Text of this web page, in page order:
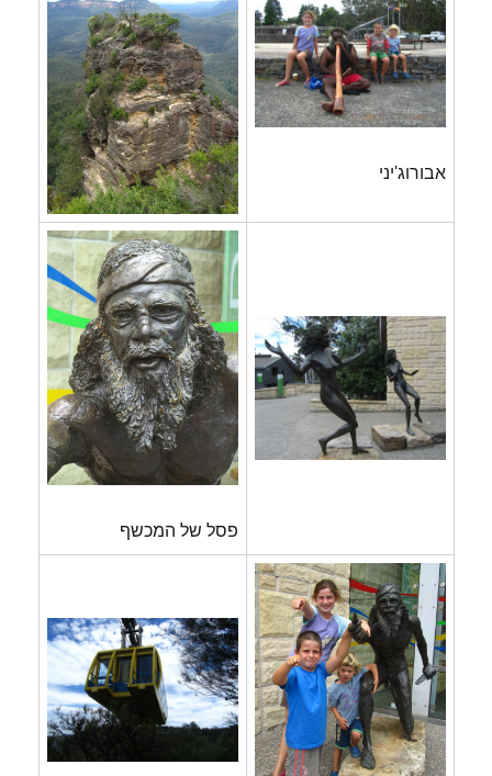
אבורוג'יני
פסל של המכשף